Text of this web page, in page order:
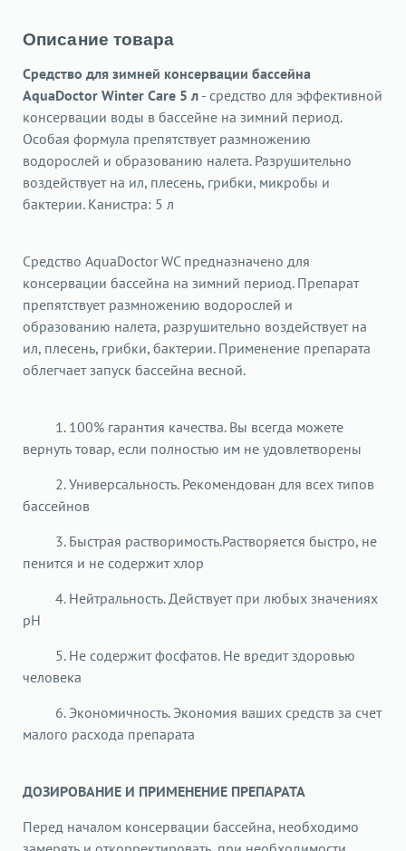
Описание товара
Средство для зимней консервации бассейна
AquaDoctor Winter Care 5 л - средство для эффективной
консервации воды в бассейне на зимний период.
Особая формула препятствует размножению
водорослей и образованию налета. Разрушительно
воздействует на ил, плесень, грибки, микробы и
бактерии. Канистра: 5 л
Средство AquaDoctor WC предназначено для
консервации бассейна на зимний период. Препарат
препятствует размножению водорослей и
образованию налета, разрушительно воздействует на
ил, плесень, грибки, бактерии. Применение препарата
облегчает запуск бассейна весной.
1. 100% гарантия качества. Вы всегда можете
вернуть товар, если полностью им не удовлетворены
2. Универсальность. Рекомендован для всех типов
бассейнов
3. Быстрая растворимость.Растворяется быстро, не
пенится и не содержит хлор
4. Нейтральность. Действует при любых значениях
pH
5. Не содержит фосфатов. Не вредит здоровью
человека
6. Экономичность. Экономия ваших средств за счет
малого расхода препарата
ДОЗИРОВАНИЕ И ПРИМЕНЕНИЕ ПРЕПАРАТА
Перед началом консервации бассейна, необходимо